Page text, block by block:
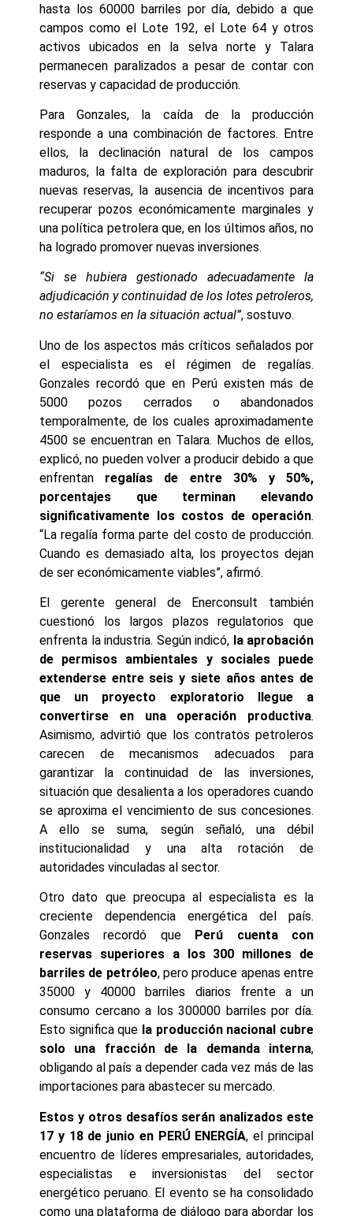
hasta los 60000 barriles por día, debido a que
campos como el Lote 192, el Lote 64 y otros
activos ubicados en la selva norte y Talara
permanecen paralizados a pesar de contar con
reservas y capacidad de producción.
Para Gonzales, la caída de la producción
responde a una combinación de factores. Entre
ellos, la declinación natural de los campos
maduros, la falta de exploración para descubrir
nuevas reservas, la ausencia de incentivos para
recuperar pozos económicamente marginales y
una política petrolera que, en los últimos años, no
ha logrado promover nuevas inversiones.
“Si se hubiera gestionado adecuadamente la
adjudicación y continuidad de los lotes petroleros,
no estaríamos en la situación actual”, sostuvo.
Uno de los aspectos más críticos señalados por
el especialista es el régimen de regalías.
Gonzales recordó que en Perú existen más de
5000 pozos cerrados o abandonados
temporalmente, de los cuales aproximadamente
4500 se encuentran en Talara. Muchos de ellos,
explicó, no pueden volver a producir debido a que
enfrentan regalías de entre 30% y 50%,
porcentajes que terminan elevando
significativamente los costos de operación.
“La regalía forma parte del costo de producción.
Cuando es demasiado alta, los proyectos dejan
de ser económicamente viables”, afirmó.
El gerente general de Enerconsult también
cuestionó los largos plazos regulatorios que
enfrenta la industria. Según indicó, la aprobación
de permisos ambientales y sociales puede
extenderse entre seis y siete años antes de
que un proyecto exploratorio llegue a
convertirse en una operación productiva.
Asimismo, advirtió que los contratos petroleros
carecen de mecanismos adecuados para
garantizar la continuidad de las inversiones,
situación que desalienta a los operadores cuando
se aproxima el vencimiento de sus concesiones.
A ello se suma, según señaló, una débil
institucionalidad y una alta rotación de
autoridades vinculadas al sector.
Otro dato que preocupa al especialista es la
creciente dependencia energética del país.
Gonzales recordó que
Perú cuenta con
reservas superiores a los 300 millones de
barriles de petróleo, pero produce apenas entre
35000 y 40000 barriles diarios frente a un
consumo cercano a los 300000 barriles por día.
Esto significa que la producción nacional cubre
solo una fracción de la demanda interna,
obligando al país a depender cada vez más de las
importaciones para abastecer su mercado.
Estos y otros desafíos serán analizados este
17 y 18 de junio en PERÚ ENERGÍA, el principal
encuentro de líderes empresariales, autoridades,
especialistas e inversionistas del sector
energético peruano. El evento se ha consolidado
como una plataforma de diálogo para abordar los